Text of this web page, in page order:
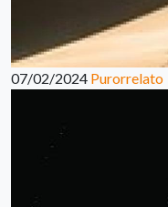
07/02/2024 Purorrelato